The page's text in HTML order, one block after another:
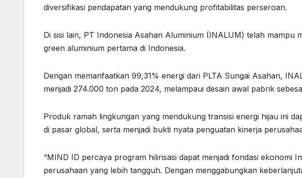
diversifikasi pendapatan yang mendukung profitabilitas perseroan.
Di sisi lain, PT Indonesia Asahan Aluminium (INALUM) telah mampu
green aluminium pertama di Indonesia.
Dengan memanfaatkan 99,31% energi dari PLTA Sungai Asahan,
menjadi 274.000 ton pada 2024, melampaui desain awal pabrik
Produk ramah lingkungan yang mendukung transisi energi hijau ini
di pasar global, serta menjadi bukti nyata penguatan kinerja
“MIND ID percaya program hilirisasi dapat menjadi fondasi ekonomi
perusahaan yang lebih tangguh. Dengan menggabungkan